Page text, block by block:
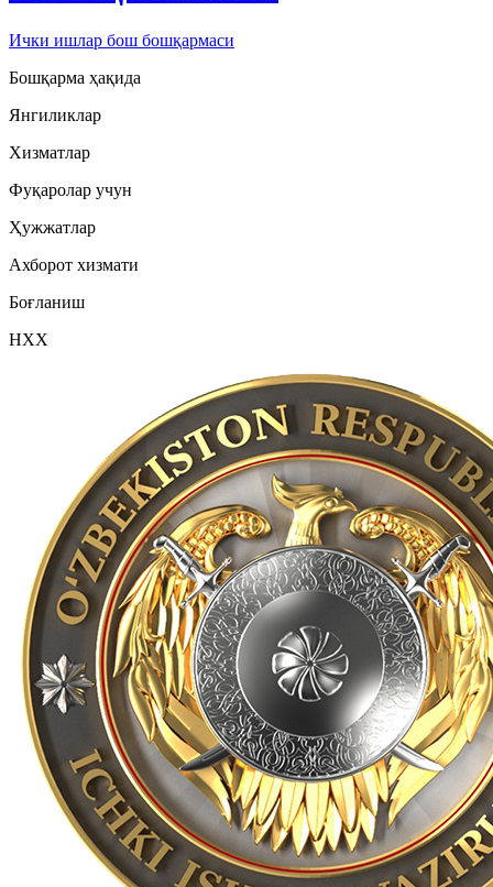
Ички ишлар бош бошқармаси
Бошқарма ҳақида
Янгиликлар
Хизматлар
Фуқаролар учун
Ҳужжатлар
Ахборот хизмати
Боғланиш
НХХ